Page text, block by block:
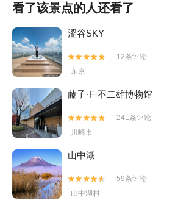
看了该景点的人还看了
涩谷SKY


12条评论
东京
藤子·F·不二雄博物馆


241条评论
川崎市
山中湖


59条评论
山中湖村